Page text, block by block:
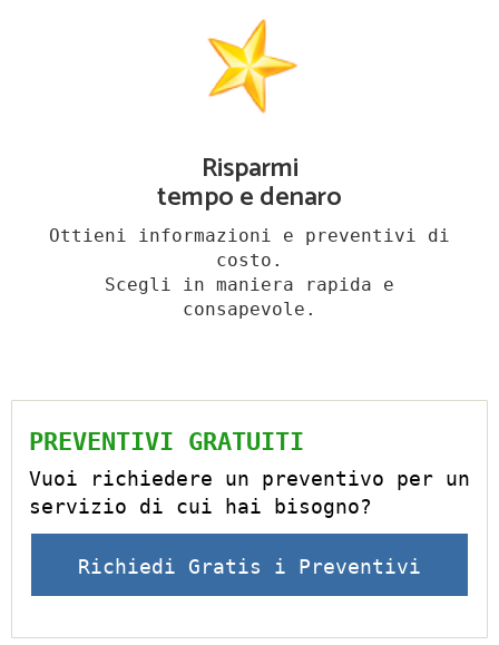
Risparmi
tempo e denaro
Ottieni informazioni e preventivi di
costo.
Scegli in maniera rapida e
consapevole.
PREVENTIVI GRATUITI
Vuoi richiedere un preventivo per un
servizio di cui hai bisogno?
Richiedi Gratis i Preventivi